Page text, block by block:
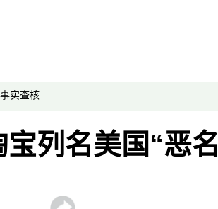
事实查核夜话中南海
新移民
网络博弈
列名美国“恶名